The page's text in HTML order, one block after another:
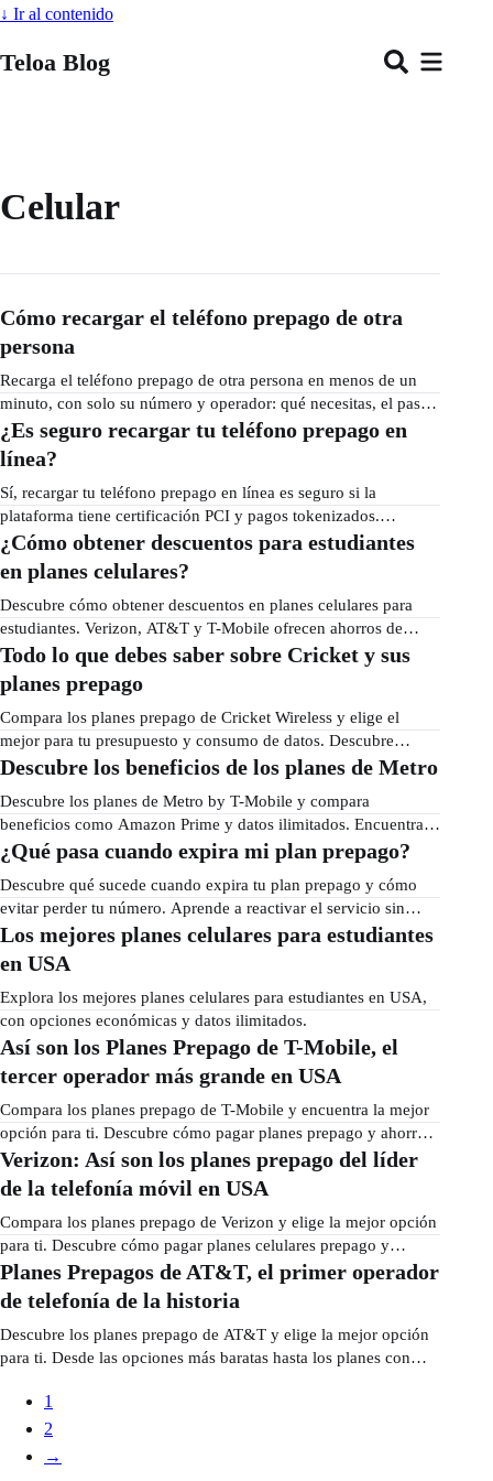
↓ Ir al contenido
Teloa Blog
Celular
Cómo recargar el teléfono prepago de otra
persona
Recarga el teléfono prepago de otra persona en menos de un
minuto, con solo su número y operador: qué necesitas, el paso
a paso y cómo pagar de forma segura y rápida.
¿Es seguro recargar tu teléfono prepago en
línea?
Sí, recargar tu teléfono prepago en línea es seguro si la
plataforma tiene certificación PCI y pagos tokenizados.
Aprende a detectar estafas y a pagar con seguridad.
¿Cómo obtener descuentos para estudiantes
en planes celulares?
Descubre cómo obtener descuentos en planes celulares para
estudiantes. Verizon, AT&T y T-Mobile ofrecen ahorros de
hasta $25/mes. Aprende cómo aplicar.
Todo lo que debes saber sobre Cricket y sus
planes prepago
Compara los planes prepago de Cricket Wireless y elige el
mejor para tu presupuesto y consumo de datos. Descubre
precios, beneficios y cómo recargar tu plan.
Descubre los beneficios de los planes de Metro
Descubre los planes de Metro by T-Mobile y compara
beneficios como Amazon Prime y datos ilimitados. Encuentra el
mejor plan para ti.
¿Qué pasa cuando expira mi plan prepago?
Descubre qué sucede cuando expira tu plan prepago y cómo
evitar perder tu número. Aprende a reactivar el servicio sin
complicaciones.
Los mejores planes celulares para estudiantes
en USA
Explora los mejores planes celulares para estudiantes en USA,
con opciones económicas y datos ilimitados.
Así son los Planes Prepago de T-Mobile, el
tercer operador más grande en USA
Compara los planes prepago de T-Mobile y encuentra la mejor
opción para ti. Descubre cómo pagar planes prepago y ahorrar
dinero.
Verizon: Así son los planes prepago del líder
de la telefonía móvil en USA
Compara los planes prepago de Verizon y elige la mejor opción
para ti. Descubre cómo pagar planes celulares prepago y
ahorrar dinero.
Planes Prepagos de AT&T, el primer operador
de telefonía de la historia
Descubre los planes prepago de AT&T y elige la mejor opción
para ti. Desde las opciones más baratas hasta los planes con
1
2
→